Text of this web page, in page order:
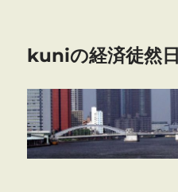
kuniの経済徒然